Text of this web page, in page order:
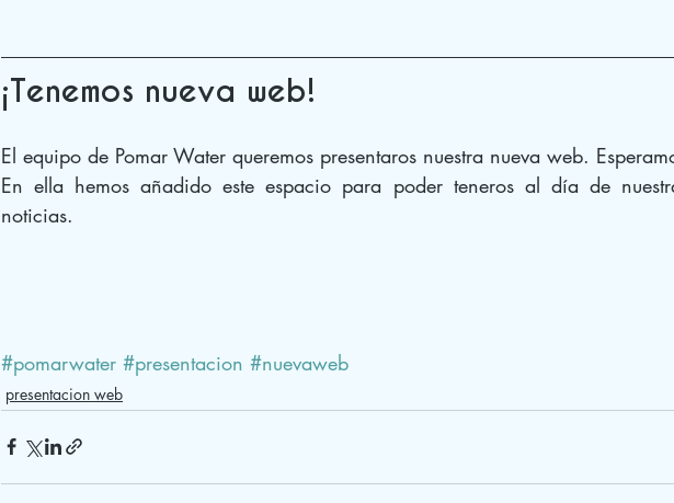
¡Tenemos nueva web!
El equipo de Pomar Water queremos presentaros nuestra nueva web.
En ella hemos añadido este espacio para poder teneros al día de
noticias.
#pomarwater #presentacion #nuevaweb
presentacion web